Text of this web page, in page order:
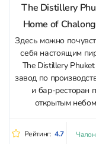
The Distillery
Home of
Здесь можно
себя настоящим
The Distillery Phuket
завод по
и бар-ресторан
открытым
винокурню (с
Рейтинг: 4.7